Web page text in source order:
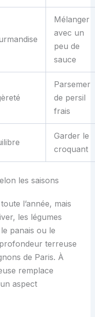
Mélanger
avec un
peu de
sauce
Parsemer
de persil
frais
Garder le
croquant
les saisons
l’année, mais
les légumes
panais ou le
terreuse
de Paris. À
remplace
aspect